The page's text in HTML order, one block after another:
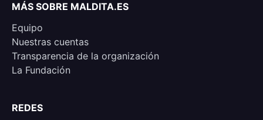
MÁS SOBRE MALDITA.ES
Equipo
Nuestras cuentas
Transparencia de la organización
La Fundación
REDES